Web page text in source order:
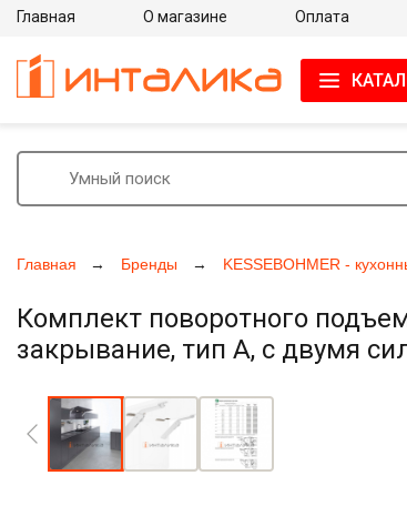
Главная Бренды KESSEBOHMER -
Комплект поворотного
закрывание, тип A, с двумя
Главная О магазине Оплата